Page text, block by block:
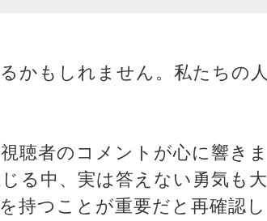
かもしれません。私たちの人
聴者のコメントが心に響きま
る中、実は答えない勇気も大
持つことが重要だと再確認し